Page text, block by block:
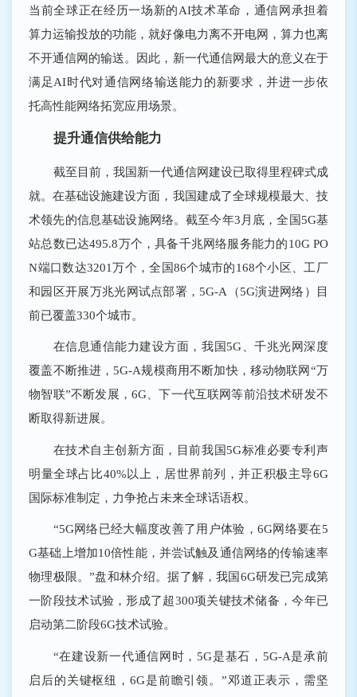
当前全球正在经历一场新的AI技术革命，通信网承担着
算力运输投放的功能，就好像电力离不开电网，算力也离
不开通信网的输送。因此，新一代通信网最大的意义在于
满足AI时代对通信网络输送能力的新要求，并进一步依
托高性能网络拓宽应用场景。
提升通信供给能力
截至目前，我国新一代通信网建设已取得里程碑式成
就。在基础设施建设方面，我国建成了全球规模最大、技
术领先的信息基础设施网络。截至今年3月底，全国5G基
站总数已达495.8万个，具备千兆网络服务能力的10G PO
N端口数达3201万个，全国86个城市的168个小区、工厂
和园区开展万兆光网试点部署，5G-A（5G演进网络）目
前已覆盖330个城市。
在信息通信能力建设方面，我国5G、千兆光网深度
覆盖不断推进，5G-A规模商用不断加快，移动物联网“万
物智联”不断发展，6G、下一代互联网等前沿技术研发不
断取得新进展。
在技术自主创新方面，目前我国5G标准必要专利声
明量全球占比40%以上，居世界前列，并正积极主导6G
国际标准制定，力争抢占未来全球话语权。
“5G网络已经大幅度改善了用户体验，6G网络要在5
G基础上增加10倍性能，并尝试触及通信网络的传输速率
物理极限。”盘和林介绍。据了解，我国6G研发已完成第
一阶段技术试验，形成了超300项关键技术储备，今年已
启动第二阶段6G技术试验。
“在建设新一代通信网时，5G是基石，5G-A是承前
启后的关键枢纽，6G是前瞻引领。”邓道正表示，需坚